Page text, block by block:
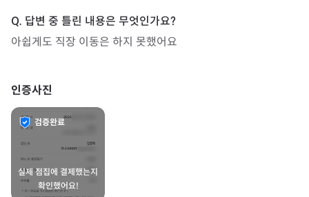
아쉽게도 직장 이동은 하지 못했어요
인증사진
검증완료
실제 점집에 결제했는지
확인했어요!